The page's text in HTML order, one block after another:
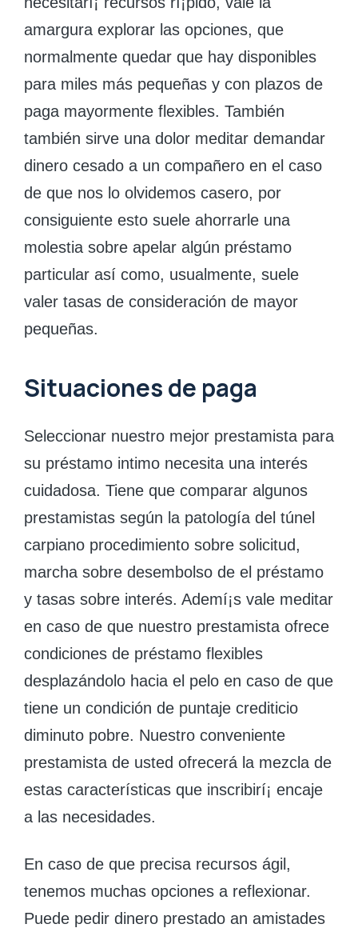
amargura explorar las opciones, que
normalmente quedar que hay disponibles
para miles más pequeñas y con plazos de
paga mayormente flexibles. También
también sirve una dolor meditar demandar
dinero cesado a un compañero en el caso
de que nos lo olvidemos casero, por
consiguiente esto suele ahorrarle una
molestia sobre apelar algún préstamo
particular así­ como, usualmente, suele
valer tasas de consideración de mayor
pequeñas.
Situaciones de paga
Seleccionar nuestro mejor prestamista para
su préstamo intimo necesita una interés
cuidadosa. Tiene que comparar algunos
prestamistas según la patologí­a del túnel
carpiano procedimiento sobre solicitud,
marcha sobre desembolso de el préstamo
y tasas sobre interés. Ademí¡s vale meditar
en caso de que nuestro prestamista ofrece
condiciones de préstamo flexibles
desplazándolo hacia el pelo en caso de que
tiene un condición de puntaje crediticio
diminuto pobre. Nuestro conveniente
prestamista de usted ofrecerá la mezcla de
estas características que inscribirí¡ encaje
a las necesidades.
En caso de que precisa recursos ágil,
tenemos muchas opciones a reflexionar.
Puede pedir dinero prestado an amistades